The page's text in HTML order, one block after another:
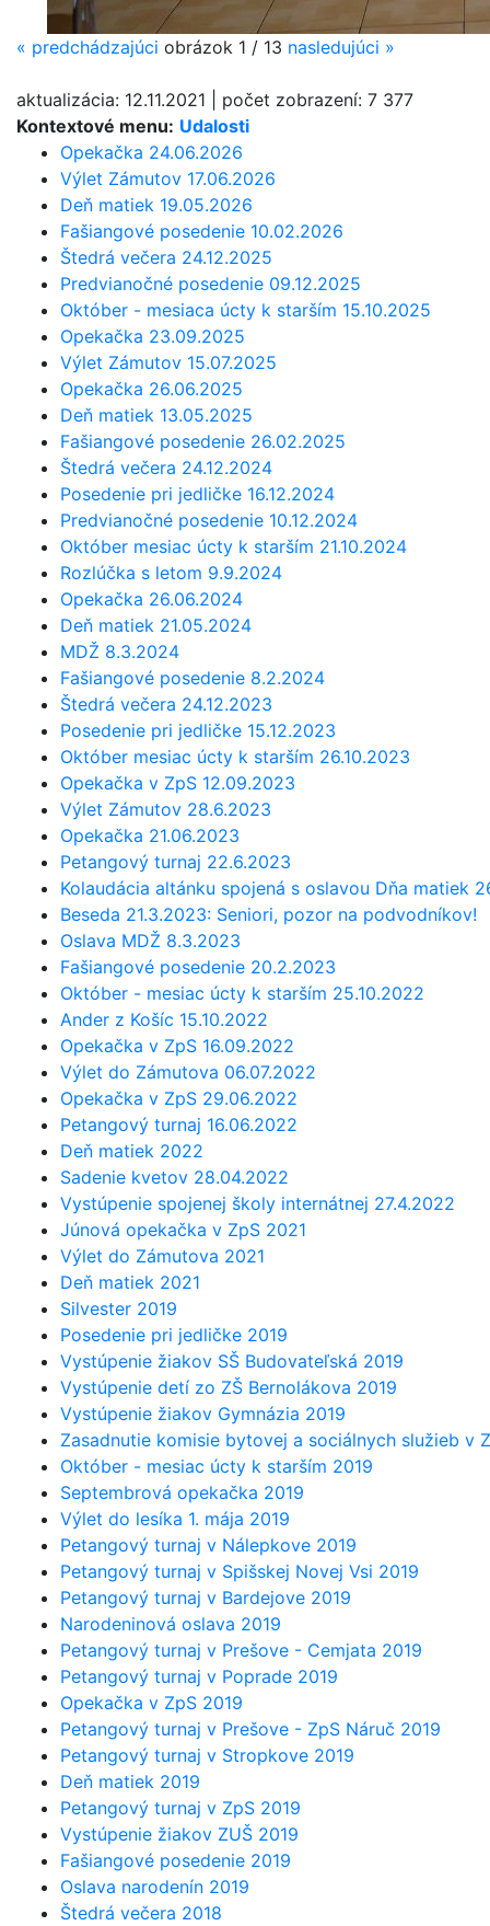
Kontextové menu: Udalosti
Opekačka 24.06.2026
Výlet Zámutov 17.06.2026
Deň matiek 19.05.2026
Fašiangové posedenie 10.02.2026
Štedrá večera 24.12.2025
Predvianočné posedenie 09.12.2025
Október - mesiaca úcty k starším 15.10.2025
Opekačka 23.09.2025
Výlet Zámutov 15.07.2025
Opekačka 26.06.2025
Deň matiek 13.05.2025
Fašiangové posedenie 26.02.2025
Štedrá večera 24.12.2024
Posedenie pri jedličke 16.12.2024
Predvianočné posedenie 10.12.2024
Október mesiac úcty k starším 21.10.2024
Rozlúčka s letom 9.9.2024
Opekačka 26.06.2024
Deň matiek 21.05.2024
MDŽ 8.3.2024
Fašiangové posedenie 8.2.2024
Štedrá večera 24.12.2023
Posedenie pri jedličke 15.12.2023
Október mesiac úcty k starším 26.10.2023
Opekačka v ZpS 12.09.2023
Výlet Zámutov 28.6.2023
Opekačka 21.06.2023
Petangový turnaj 22.6.2023
Kolaudácia altánku spojená s oslavou Dňa matiek
Beseda 21.3.2023: Seniori, pozor na podvodníkov!
Oslava MDŽ 8.3.2023
Fašiangové posedenie 20.2.2023
Október - mesiac úcty k starším 25.10.2022
Ander z Košíc 15.10.2022
Opekačka v ZpS 16.09.2022
Výlet do Zámutova 06.07.2022
Opekačka v ZpS 29.06.2022
Petangový turnaj 16.06.2022
Deň matiek 2022
Sadenie kvetov 28.04.2022
Vystúpenie spojenej školy internátnej 27.4.2022
Júnová opekačka v ZpS 2021
Výlet do Zámutova 2021
Deň matiek 2021
Silvester 2019
Posedenie pri jedličke 2019
Vystúpenie žiakov SŠ Budovateľská 2019
Vystúpenie detí zo ZŠ Bernolákova 2019
Vystúpenie žiakov Gymnázia 2019
Zasadnutie komisie bytovej a sociálnych služieb v
Október - mesiac úcty k starším 2019
Septembrová opekačka 2019
Výlet do lesíka 1. mája 2019
Petangový turnaj v Nálepkove 2019
Petangový turnaj v Spišskej Novej Vsi 2019
Petangový turnaj v Bardejove 2019
Narodeninová oslava 2019
Petangový turnaj v Prešove - Cemjata 2019
Petangový turnaj v Poprade 2019
Opekačka v ZpS 2019
Petangový turnaj v Prešove - ZpS Náruč 2019
Petangový turnaj v Stropkove 2019
Deň matiek 2019
Petangový turnaj v ZpS 2019
Vystúpenie žiakov ZUŠ 2019
Fašiangové posedenie 2019
Oslava narodenín 2019
Štedrá večera 2018
« predchádzajúci obrázok 1 / 13 nasledujúci »
aktualizácia: 12.11.2021 počet zobrazení: 7 377